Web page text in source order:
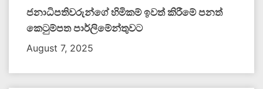
ජනාධිපතිවරුන්ගේ හිමිකම් ඉවත් කිරීමේ පනත්
කෙටුම්පත පාර්ලිමේන්තුවට
August 7, 2025